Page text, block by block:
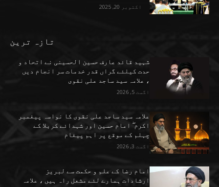
اکتوبر 20, 2025
تازہ ترین
شہید قائد عارف حسین الحسینی نے اتحاد و
حدت کیلئے گراں قدر خدمات سر انجام دیں
، علامہ سید ساجد علی نقوی
اگست 5, 2026
علامہ سید ساجد علی نقوی کا نواسہ پیغمبر
اکرم ۖ امام حسین اور شہدائے کربلا کے
چہلم کے موقع پر اہم پیغام
اگست 3, 2026
امام رضا کے علم و حکمت سے لبریز
ارشادات ہمارے لئے مشعل راہ ہیں ، علامہ